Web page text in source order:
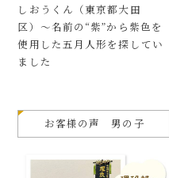
しおうくん（東京都大田
区）〜名前の“紫”から紫色を
使用した五月人形を探してい
ました
お客様の声 男の子